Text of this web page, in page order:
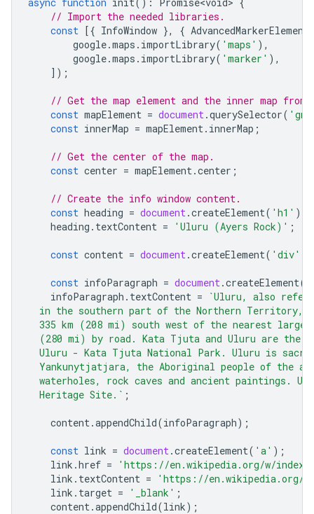
// Import the needed libraries.
const [{ InfoWindow }, { AdvancedMarkerElement
google.maps . importLibrary( 'maps' ),
google.maps . importLibrary( 'marker' ),
]);
// Get the map element and the inner map
const mapElement = document.querySelector(
const innerMap = mapElement. innerMap ;
// Get the center of the map.
const center = mapElement.center ;
// Create the info window content.
const heading = document.createElement( 'h1' );
heading . textContent = 'Uluru (Ayers Rock)' ;
const content = document.createElement( 'div'
const infoParagraph = document.createElement(
infoParagraph . textContent =
`Uluru, also
in the southern part of the Northern Territory,
335 km (208 mi) south west of the nearest
(280 mi) by road. Kata Tjuta and Uluru are the
Uluru - Kata Tjuta National Park. Uluru is
Yankunytjatjara, the Aboriginal people of the
waterholes, rock caves and ancient paintings.
  Heritage Site.`
;
content.appendChild(infoParagraph);
const link = document.createElement( 'a' );
link .href =
'https://en.wikipedia.org/w/
link . textContent =
'https://en.wikipedia.org/
link . target = '_blank' ;
content.appendChild(link);